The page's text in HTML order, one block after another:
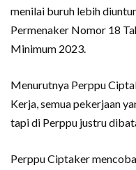
menilai buruh lebih
Permenaker Nomor 18
Minimum 2023.
Menurutnya Perppu
Kerja, semua pekerjaan
tapi di Perppu justru
Perppu Ciptaker